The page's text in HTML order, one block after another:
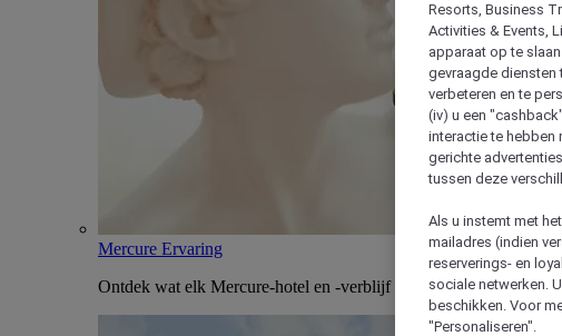
Mercure Ervaring
Ontdek wat elk Mercure-hotel en -verblijf uniek maakt
Resorts, Business
Activities & Events,
apparaat op te
gevraagde diensten
verbeteren en te
(iv) u een
interactie te hebben
gerichte
tussen deze
Als u instemt met
mailadres (indien
reserverings- en
sociale netwerken.
beschikken. Voor
"Personaliseren".